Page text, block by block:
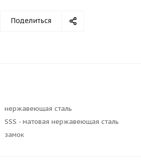
Поделиться
нержавеющая сталь
SSS - матовая нержавеющая сталь
замок